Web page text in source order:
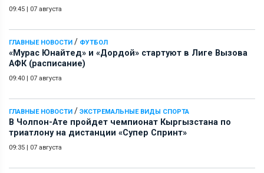
09:45 | 07 августа
ГЛАВНЫЕ НОВОСТИ / ФУТБОЛ
«Мурас Юнайтед» и «Дордой» стартуют в Лиге Вызова
АФК (расписание)
09:40 | 07 августа
ГЛАВНЫЕ НОВОСТИ / ЭКСТРЕМАЛЬНЫЕ ВИДЫ СПОРТА
В Чолпон-Ате пройдет чемпионат Кыргызстана по
триатлону на дистанции «Супер Спринт»
09:35 | 07 августа